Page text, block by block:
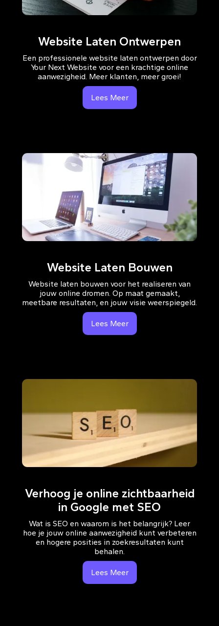
Website Laten Ontwerpen
Een professionele website laten ontwerpen door
Your Next Website voor een krachtige online
aanwezigheid. Meer klanten, meer groei!
Lees Meer
Website Laten Bouwen
Website laten bouwen voor het realiseren van
jouw online dromen. Op maat gemaakt,
meetbare resultaten, en jouw visie weerspiegeld.
Lees Meer
Verhoog je online zichtbaarheid
in Google met SEO
Wat is SEO en waarom is het belangrijk? Leer
hoe je jouw online aanwezigheid kunt verbeteren
en hogere posities in zoekresultaten kunt
behalen.
Lees Meer